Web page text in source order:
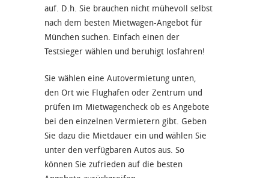
auf. D.h. Sie brauchen nicht mühevoll selbst
nach dem besten Mietwagen-Angebot für
München suchen. Einfach einen der
Testsieger wählen und beruhigt losfahren!
Sie wählen eine Autovermietung unten,
den Ort wie Flughafen oder Zentrum und
prüfen im Mietwagencheck ob es Angebote
bei den einzelnen Vermietern gibt. Geben
Sie dazu die Mietdauer ein und wählen Sie
unter den verfügbaren Autos aus. So
können Sie zufrieden auf die besten